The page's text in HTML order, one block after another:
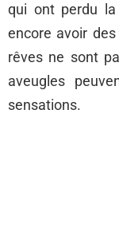
qui ont perdu
encore avoir
rêves ne sont
aveugles
sensations.